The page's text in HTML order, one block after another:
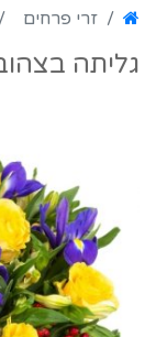
זרי פרחים
גליתה